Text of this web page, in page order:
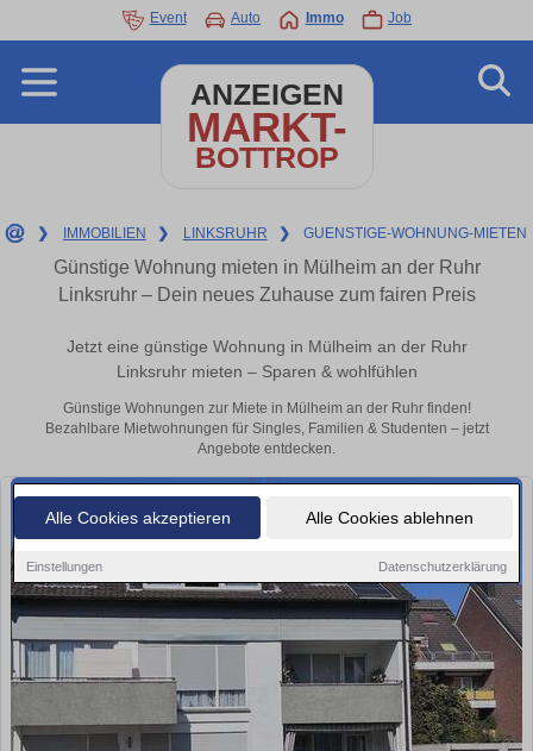
Alle Cookies akzeptieren Alle Cookies ablehnen
Einstellungen Datenschutzerklärung
Event Auto Immo Job
ANZEIGEN
MARKT-
BOTTROP
❯ IMMOBILIEN ❯ LINKSRUHR ❯ GUENSTIGE-WOHNUNG-MIETEN
Günstige Wohnung mieten in Mülheim an der Ruhr
Linksruhr – Dein neues Zuhause zum fairen Preis
Jetzt eine günstige Wohnung in Mülheim an der Ruhr
Linksruhr mieten – Sparen & wohlfühlen
Günstige Wohnungen zur Miete in Mülheim an der Ruhr finden!
Bezahlbare Mietwohnungen für Singles, Familien & Studenten – jetzt
Angebote entdecken.